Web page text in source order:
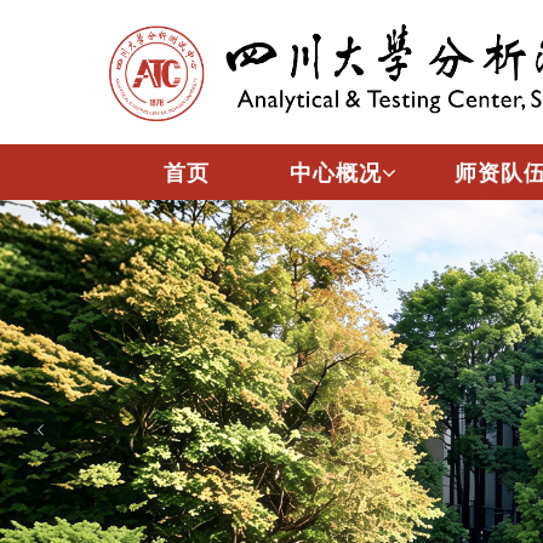
首页 中心概况 师资队